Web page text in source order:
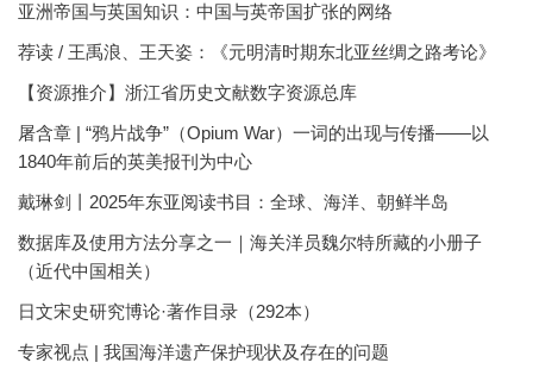
亚洲帝国与英国知识：中国与英帝国扩张的网络
荐读 / 王禹浪、王天姿：《元明清时期东北亚丝绸之路考论》
【资源推介】浙江省历史文献数字资源总库
屠含章 | “鸦片战争”（Opium War）一词的出现与传播——以
1840年前后的英美报刊为中心
戴琳剑丨2025年东亚阅读书目：全球、海洋、朝鲜半岛
数据库及使用方法分享之一｜海关洋员魏尔特所藏的小册子
（近代中国相关）
日文宋史研究博论·著作目录（292本）
专家视点 | 我国海洋遗产保护现状及存在的问题